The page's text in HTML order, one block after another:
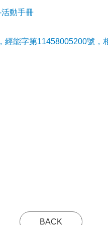
動手冊
經能字第11458005200號，
BACK